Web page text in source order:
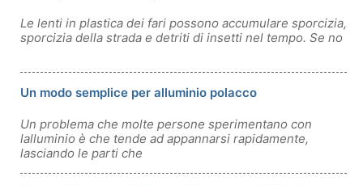
Le lenti in plastica dei fari possono accumulare sporcizia,
sporcizia della strada e detriti di insetti nel tempo. Se no
Un modo semplice per alluminio polacco
Un problema che molte persone sperimentano con
lalluminio è che tende ad appannarsi rapidamente,
lasciando le parti che